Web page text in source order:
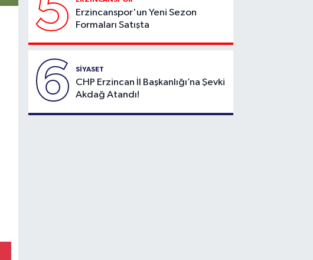
5
Erzincanspor'un Yeni Sezon
Formaları Satışta
6 SİYASET
CHP Erzincan İl Başkanlığı’na Şevki
Akdağ Atandı!